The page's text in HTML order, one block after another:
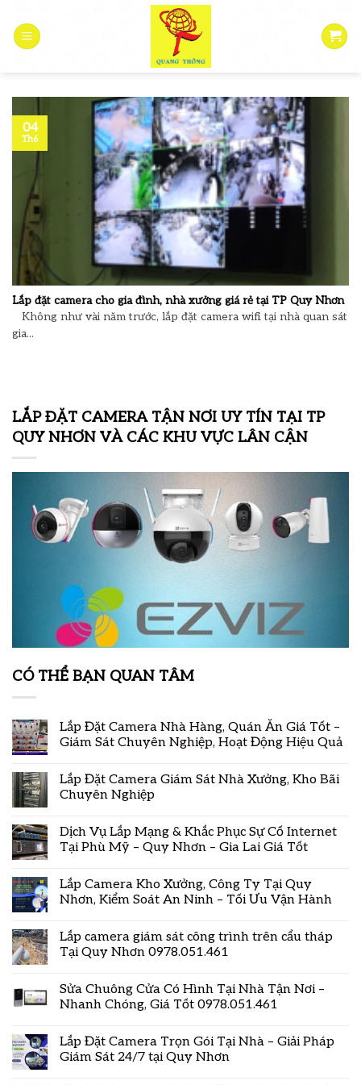
content
Lắp đặt camera cho gia đình, nhà xưởng giá rẻ tại TP Quy Nhơn
Không như vài năm trước, lắp đặt camera wifi tại nhà quan sát
gia...
04
Th6
LẮP ĐẶT CAMERA TẬN NƠI UY TÍN TẠI TP
QUY NHƠN VÀ CÁC KHU VỰC LÂN CẬN
CÓ THỂ BẠN QUAN TÂM
Lắp Đặt Camera Nhà Hàng, Quán Ăn Giá Tốt –
Giám Sát Chuyên Nghiệp, Hoạt Động Hiệu Quả
Lắp Đặt Camera Giám Sát Nhà Xưởng, Kho Bãi
Chuyên Nghiệp
Dịch Vụ Lắp Mạng & Khắc Phục Sự Cố Internet
Tại Phù Mỹ – Quy Nhơn – Gia Lai Giá Tốt
Lắp Camera Kho Xưởng, Công Ty Tại Quy
Nhơn, Kiểm Soát An Ninh – Tối Ưu Vận Hành
Lắp camera giám sát công trình trên cẩu tháp
Tại Quy Nhơn 0978.051.461
Sửa Chuông Cửa Có Hình Tại Nhà Tận Nơi –
Nhanh Chóng, Giá Tốt 0978.051.461
Lắp Đặt Camera Trọn Gói Tại Nhà – Giải Pháp
Giám Sát 24/7 tại Quy Nhơn